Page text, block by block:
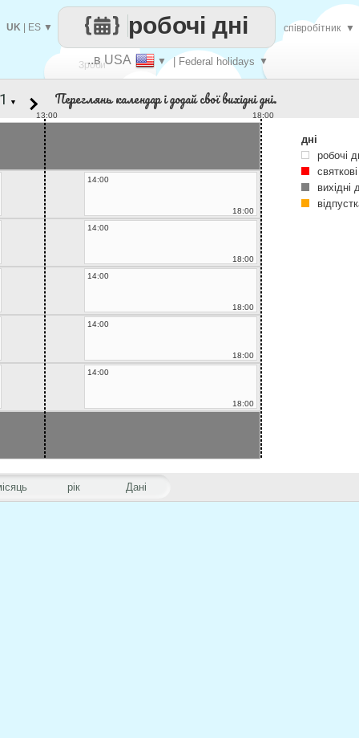
Зроби
..в USA ▼ | Federal holidays ▼
робочі дні
UK ES ▼ співробітник ▼
рік Дані
▼ Переглянь календар і додай свої вихідні дні.
13:00 18:00
14:00
18:00
14:00
18:00
14:00
18:00
14:00
18:00
14:00
18:00
дні
робочі
вихідні